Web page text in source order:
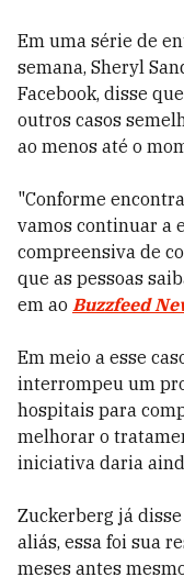
Em uma série de
semana, Sheryl
Facebook, disse
outros casos
ao menos até o
"Conforme
vamos continuar a
compreensiva de
que as pessoas
em ao Buzzfeed
Em meio a esse
interrompeu um
hospitais para
melhorar o
iniciativa daria
Zuckerberg já
aliás, essa foi sua
meses antes